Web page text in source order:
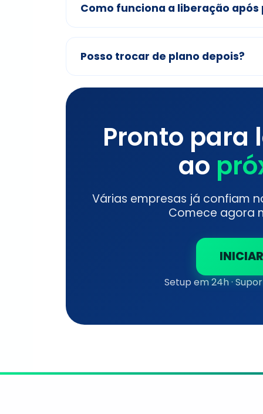
Como funciona a liberação
Posso trocar de plano depois?
Pronto para
ao
Várias empresas já confiam
Comece agora
Setup em 24h ·